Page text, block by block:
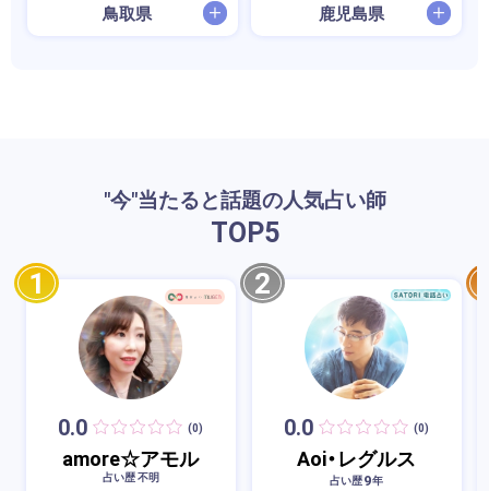
鳥取県 鹿児島県
"今"当たると話題の人気占い師
TOP5
1
0.0 (0)
amore☆アモル
占い歴 不明
2
0.0 (0)
Aoi・レグルス
占い歴9年